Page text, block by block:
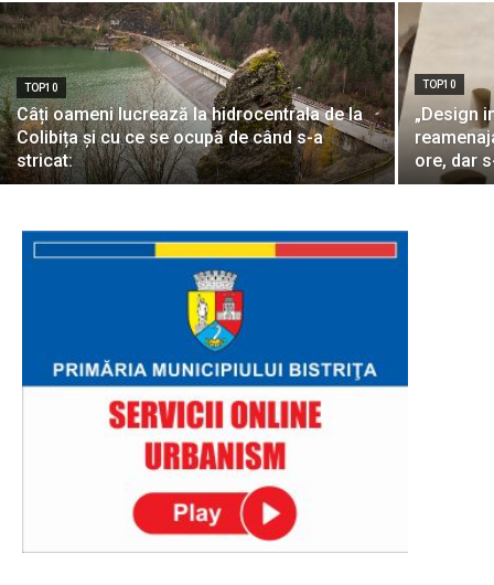
TOP10
Câți oameni lucrează la hidrocentrala de la
Colibița și cu ce se ocupă de când s-a
stricat:
TOP10
„Design
ore, dar